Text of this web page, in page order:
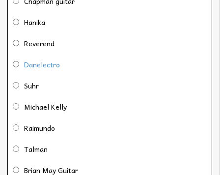
Hanika
Reverend
Danelectro
Suhr
Michael Kelly
Raimundo
Talman
Brian May Guitar